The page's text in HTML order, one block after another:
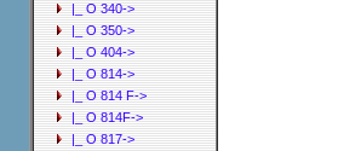
|_ O 340->
|_ O 350->
|_ O 404->
|_ O 814->
|_ O 814 F->
|_ O 814F->
|_ O 817->